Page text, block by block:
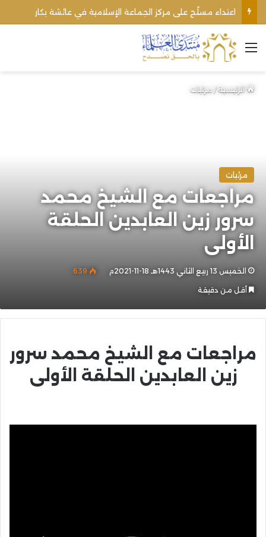
اعتداء مسلّح على مركز الجماعة الإسلامية في عائشة بكار
القائمة
الرئيسية/مرئيات
مرئيات
مراجعات مع الشيخ محمد
سرور زين العابدين الحلقة
الأولى
الخميس 13 ربيع الثاني 1443هـ 18-11-2021م 639
أقل من دقيقة
مراجعات مع الشيخ محمد سرور
زين العابدين الحلقة الأولى